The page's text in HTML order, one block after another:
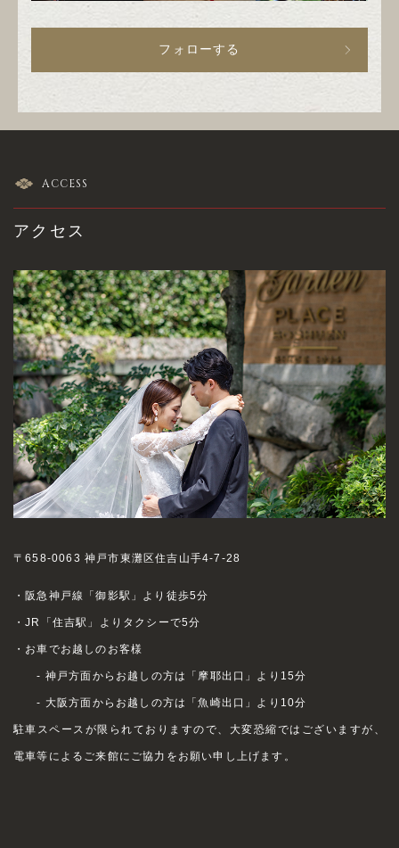
フォローする
ACCESS
アクセス
〒658-0063 神戸市東灘区住吉山手4-7-28
・阪急神戸線「御影駅」より徒歩5分
・JR「住吉駅」よりタクシーで5分
・お車でお越しのお客様
- 神戸方面からお越しの方は「摩耶出口」より15分
- 大阪方面からお越しの方は「魚崎出口」より10分
駐車スペースが限られておりますので、大変恐縮ではございますが、
電車等によるご来館にご協力をお願い申し上げます。